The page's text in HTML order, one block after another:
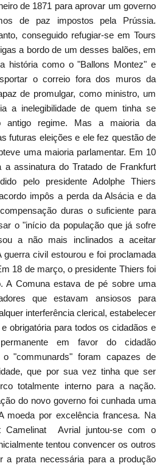
de 1871 para aprovar um governo
de paz impostos pela Prússia.
conseguido refugiar-se em Tours
a bordo de um desses balões, em
história como o "Ballons Montez" e
o correio fora dos muros da
de promulgar, como ministro, um
a inelegibilidade de quem tinha se
antigo regime. Mas a maioria da
futuras eleições e ele fez questão de
uma maioria parlamentar. Em 10
assinatura do Tratado de Frankfurt
pelo presidente Adolphe Thiers
impôs a perda da Alsácia e da
duras o suficiente para
o "início da população que já sofre
a não mais inclinados a aceitar
guerra civil estourou e foi proclamada
18 de março, o presidente Thiers foi
A Comuna estava de pé sobre uma
que estavam ansiosos para
interferência clerical, estabelecer
obrigatória para todos os cidadãos e
em favor do cidadão
"communards" foram capazes de
que por sua vez tinha que ser
totalmente interno para a nação.
do novo governo foi cunhada uma
moeda por excelência francesa. Na
Camelinat Avrial juntou-se com o
tentou convencer os outros
a prata necessária para a produção